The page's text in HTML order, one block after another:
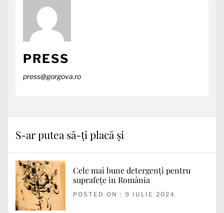
PRESS
press@gorgova.ro
S-ar putea să-ți placă și
Cele mai bune detergenți pentru
suprafețe în România
POSTED ON : 9 IULIE 2024